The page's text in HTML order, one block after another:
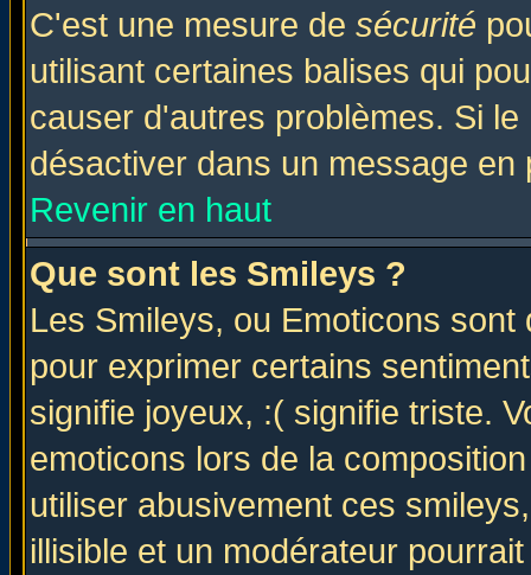
C'est une mesure de sécurité
utilisant certaines balises qui
causer d'autres problèmes. Si
désactiver dans un message
Revenir en haut
Que sont les Smileys ?
Les Smileys, ou Emoticons
pour exprimer certains
signifie joyeux, :( signifie triste.
emoticons lors de la
utiliser abusivement ces
illisible et un modérateur